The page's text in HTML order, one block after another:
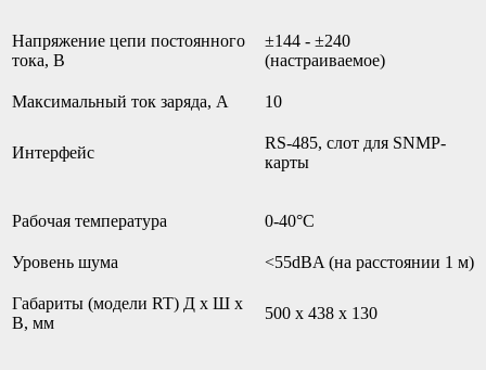
Напряжение цепи постоянного
тока, В
±144 - ±240
(настраиваемое)
Максимальный ток заряда, А 10
Интерфейс
RS-485, слот для SNMP-
карты
Рабочая температура 0-40°С
Уровень шума <55dBA (на расстоянии 1 м)
Габариты (модели RT) Д х Ш х
В, мм
500 х 438 х 130